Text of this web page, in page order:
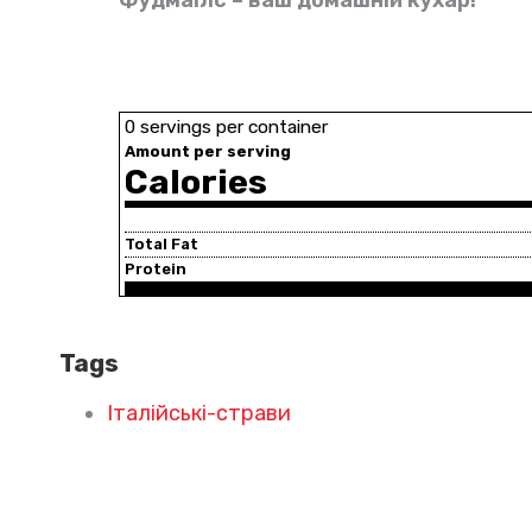
0 servings per container
Amount per serving
Calories
Total Fat
Protein
Tags
Італійські-страви